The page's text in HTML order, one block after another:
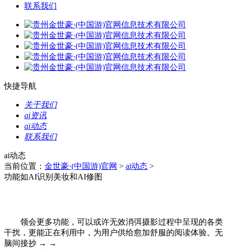
联系我们
快捷导航
关于我们
ai资讯
ai动态
联系我们
ai动态
当前位置： 金世豪·(中国游)官网 > ai动态 >
功能如AI识别美妆和AI修图
领会更多功能，可以或许无效消弭摄影过程中呈现的各类
干扰，更能正在利用中，为用户供给愈加舒服的阅读体验。无
脑间接抄 → →